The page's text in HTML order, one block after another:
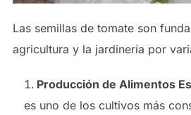
Las semillas de tomate son
agricultura y la jardinería por
Producción de Alimentos
es uno de los cultivos más